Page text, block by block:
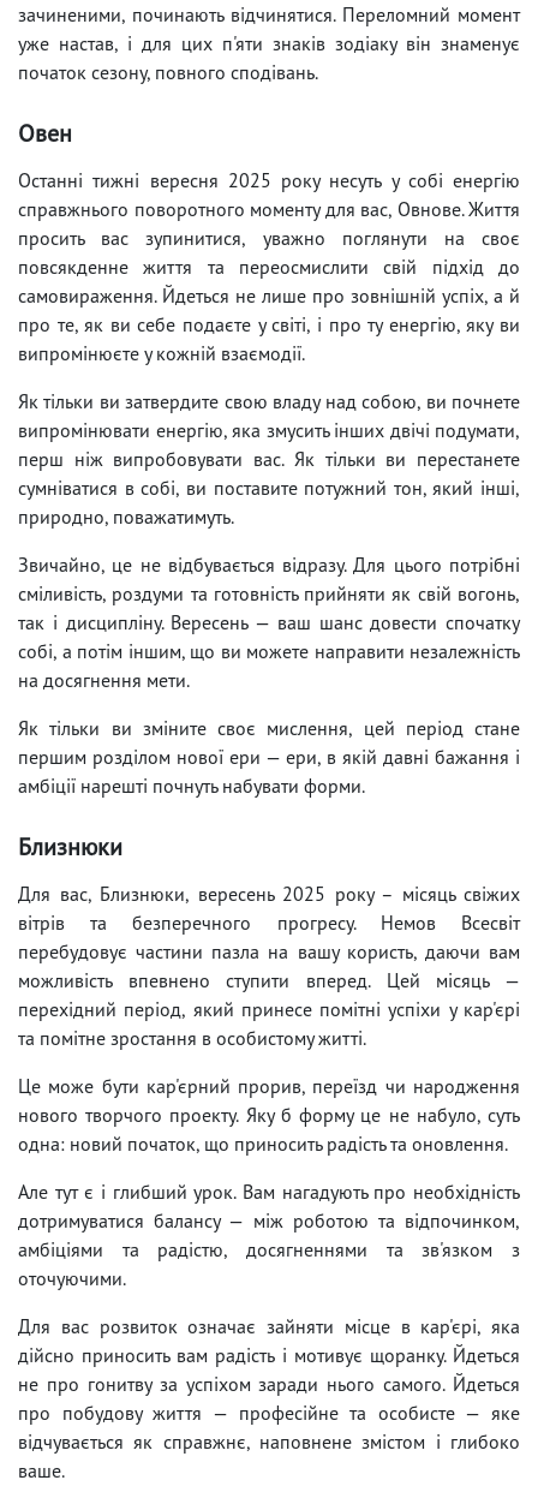
зачиненими, починають відчинятися. Переломний момент
уже настав, і для цих п'яти знаків зодіаку він знаменує
початок сезону, повного сподівань.
Овен
Останні тижні вересня 2025 року несуть у собі енергію
справжнього поворотного моменту для вас, Овнове. Життя
просить вас зупинитися, уважно поглянути на своє
повсякденне життя та переосмислити свій підхід до
самовираження. Йдеться не лише про зовнішній успіх, а й
про те, як ви себе подаєте у світі, і про ту енергію, яку ви
випромінюєте у кожній взаємодії.
Як тільки ви затвердите свою владу над собою, ви почнете
випромінювати енергію, яка змусить інших двічі подумати,
перш ніж випробовувати вас. Як тільки ви перестанете
сумніватися в собі, ви поставите потужний тон, який інші,
природно, поважатимуть.
Звичайно, це не відбувається відразу. Для цього потрібні
сміливість, роздуми та готовність прийняти як свій вогонь,
так і дисципліну. Вересень — ваш шанс довести спочатку
собі, а потім іншим, що ви можете направити незалежність
на досягнення мети.
Як тільки ви зміните своє мислення, цей період стане
першим розділом нової ери — ери, в якій давні бажання і
амбіції нарешті почнуть набувати форми.
Близнюки
Для вас, Близнюки, вересень 2025 року – місяць свіжих
вітрів та безперечного прогресу. Немов Всесвіт
перебудовує частини пазла на вашу користь, даючи вам
можливість впевнено ступити вперед. Цей місяць —
перехідний період, який принесе помітні успіхи у кар'єрі
та помітне зростання в особистому житті.
Це може бути кар'єрний прорив, переїзд чи народження
нового творчого проекту. Яку б форму це не набуло, суть
одна: новий початок, що приносить радість та оновлення.
Але тут є і глибший урок. Вам нагадують про необхідність
дотримуватися балансу — між роботою та відпочинком,
амбіціями та радістю, досягненнями та зв'язком з
оточуючими.
Для вас розвиток означає зайняти місце в кар'єрі, яка
дійсно приносить вам радість і мотивує щоранку. Йдеться
не про гонитву за успіхом заради нього самого. Йдеться
про побудову життя — професійне та особисте — яке
відчувається як справжнє, наповнене змістом і глибоко
ваше.